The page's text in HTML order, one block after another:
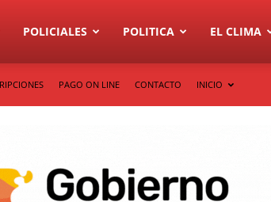
POLICIALES POLITICA EL CLIMA
PAGO ON LINE CONTACTO INICIO